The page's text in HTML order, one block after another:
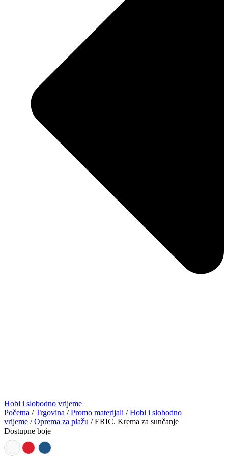
Hobi i slobodno vrijeme
Početna /Trgovina /Promo materijali /Hobi i slobodno
vrijeme /Oprema za plažu / ERIC. Krema za sunčanje
Dostupne boje